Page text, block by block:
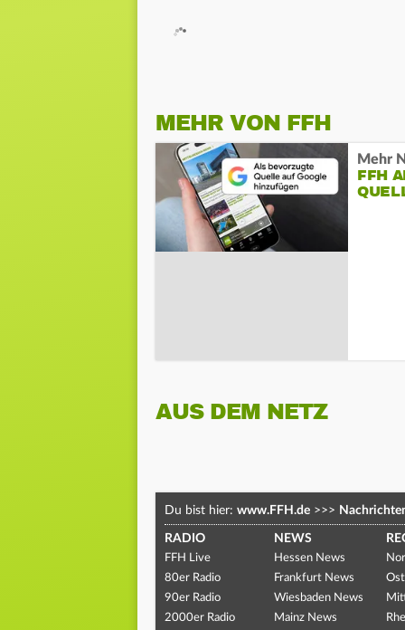
MEHR VON FFH
Mehr
FFH
AUS DEM NETZ
Du bist hier: www.FFH.de >>>
RADIO
FFH Live
80er Radio
90er Radio
2000er Radio
NEWS
Hessen News
Frankfurt News
Wiesbaden News
Mainz News